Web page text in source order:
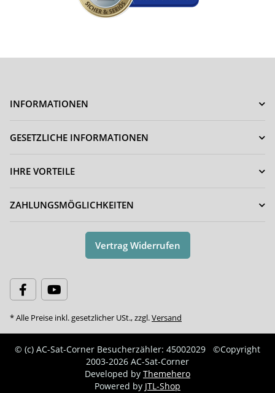
INFORMATIONEN
GESETZLICHE INFORMATIONEN
IHRE VORTEILE
ZAHLUNGSMÖGLICHKEITEN
Vertrag Widerrufen
* Alle Preise inkl. gesetzlicher USt., zzgl.Versand
© (c) AC-Sat-Corner Besucherzähler: 45002029
©Copyright
2003-2026 AC-Sat-Corner
Developed by Themehero
Powered by JTL-Shop